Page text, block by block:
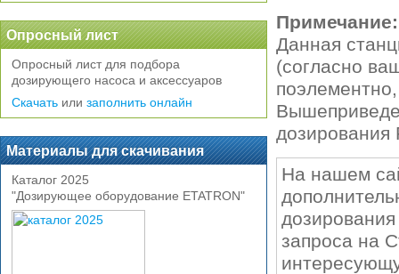
Примечание:
Данная
(согласно
дозирования
На нашем
запроса на
Опросный лист
Опросный лист для подбора
дозирующего насоса и аксессуаров
Скачать или заполнить онлайн
Материалы для скачивания
Каталог 2025
"Дозирующее оборудование ETATRON"